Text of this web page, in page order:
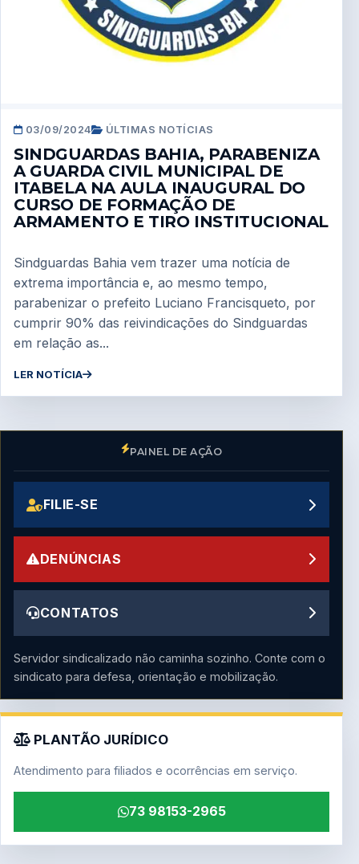
03/09/2024 ÚLTIMAS NOTÍCIAS
SINDGUARDAS BAHIA, PARABENIZA
A GUARDA CIVIL MUNICIPAL DE
ITABELA NA AULA INAUGURAL DO
CURSO DE FORMAÇÃO DE
ARMAMENTO E TIRO INSTITUCIONAL
Sindguardas Bahia vem trazer uma notícia de
extrema importância e, ao mesmo tempo,
parabenizar o prefeito Luciano Francisqueto, por
cumprir 90% das reivindicações do Sindguardas
em relação as...
LER NOTÍCIA
PAINEL DE AÇÃO
FILIE-SE
DENÚNCIAS
CONTATOS
Servidor sindicalizado não caminha sozinho. Conte com o
sindicato para defesa, orientação e mobilização.
PLANTÃO JURÍDICO
Atendimento para filiados e ocorrências em serviço.
73 98153-2965